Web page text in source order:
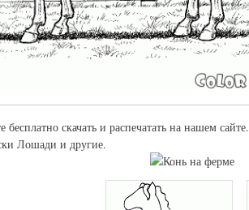
скачать и распечатать на нашем сайте.
Лошади и другие.